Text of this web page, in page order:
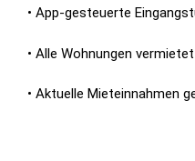
• App-gesteuerte
• Alle Wohnungen vermietet
• Aktuelle Mieteinnahmen